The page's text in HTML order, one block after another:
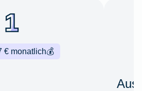
💰
€ monatlich